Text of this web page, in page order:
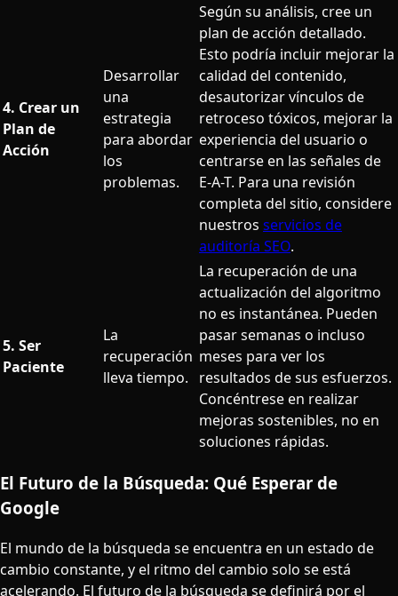
4. Crear un
Plan de
Acción
Desarrollar
una
estrategia
para abordar
los
problemas.
Según su análisis, cree un
plan de acción detallado.
Esto podría incluir mejorar la
calidad del contenido,
desautorizar vínculos de
retroceso tóxicos, mejorar la
experiencia del usuario o
centrarse en las señales de
E-A-T. Para una revisión
completa del sitio, considere
nuestros servicios de
auditoría SEO.
5. Ser
Paciente
La
recuperación
lleva tiempo.
La recuperación de una
actualización del algoritmo
no es instantánea. Pueden
pasar semanas o incluso
meses para ver los
resultados de sus esfuerzos.
Concéntrese en realizar
mejoras sostenibles, no en
soluciones rápidas.
El Futuro de la Búsqueda: Qué Esperar de
Google
El mundo de la búsqueda se encuentra en un estado de
cambio constante, y el ritmo del cambio solo se está
acelerando. El futuro de la búsqueda se definirá por el